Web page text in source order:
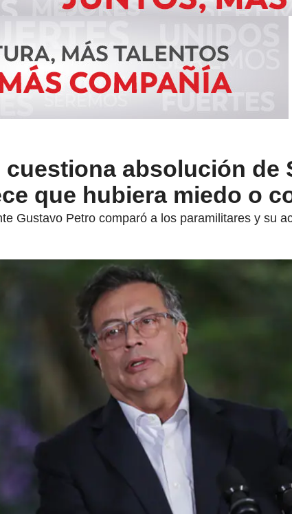
cuestiona absolución de
que hubiera miedo o
Gustavo Petro comparó a los paramilitares y su